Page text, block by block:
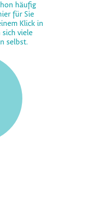
häufig
für Sie
Klick in
sich viele
selbst.